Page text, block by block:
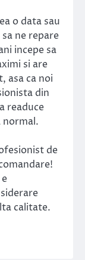
o data sau
ne repare
incepe sa
si are
asa ca noi
din
readuce
normal.
de
calitate.